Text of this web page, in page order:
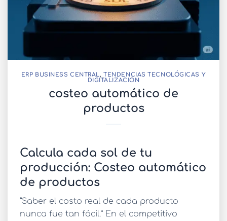
ERP BUSINESS CENTRAL,TENDENCIAS TECNOLÓGICAS Y
DIGITALIZACIÓN
costeo automático de
productos
Calcula cada sol de tu
producción: Costeo automático
de productos
“Saber el costo real de cada producto
nunca fue tan fácil.” En el competitivo